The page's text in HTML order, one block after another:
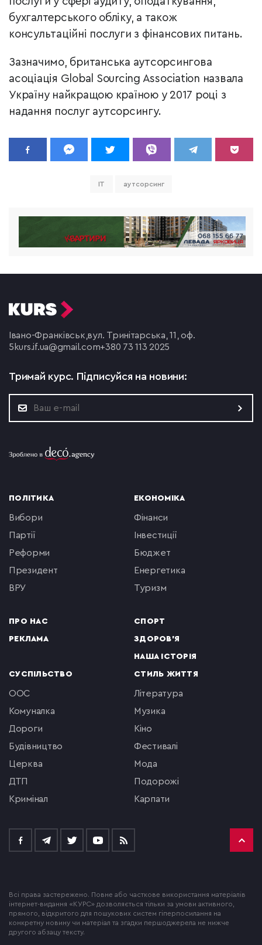
бухгалтерського обліку, а також
консультаційні послуги з фінансових питань.
Зазначимо, британська аутсорсингова
асоціація Global Sourcing Association назвала
Україну найкращою країною у 2017 році з
надання послуг аутсорсингу.
ІТ аутсорсинг
Івано-Франківськ,вул. Тринітарська, 11, оф.
5 kurs.if.ua@gmail.com+380 73 113 2025
Тримай курс. Підписуйся на новини:
ПОЛІТИКА
вибори
партії
реформи
президент
ВРУ
ПРО НАС
РЕКЛАМА
ЕКОНОМІКА
фінанси
інвестиції
бюджет
енергетика
туризм
СПОРТ
ЗДОРОВ'Я
НАША ІСТОРІЯ
СУСПІЛЬСТВО
ООС
комуналка
Дороги
будівництво
церква
ДТП
кримінал
СТИЛЬ ЖИТТЯ
література
музика
кіно
фестивалі
мода
подорожі
Карпати
Всі права застережено. Повне або часткове використання матеріалів
інтернет-видання «КУРС» дозволяється тільки за умови активного,
прямого, відкритого для пошукових систем гіперпосилання на
конкретну новину чи матеріал та згадки першоджерела не нижче
другого абзацу тексту.